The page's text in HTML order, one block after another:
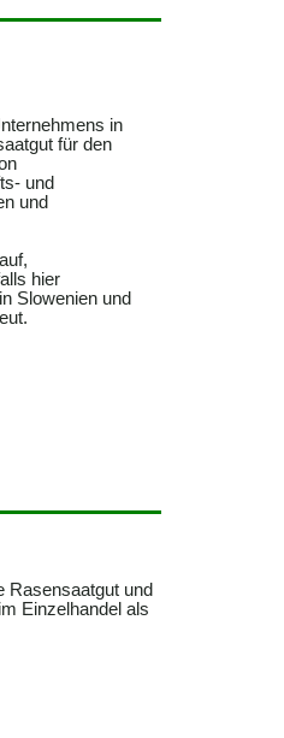
in
für den
und
und
hier
Slowenien und
Rasensaatgut und
Einzelhandel als